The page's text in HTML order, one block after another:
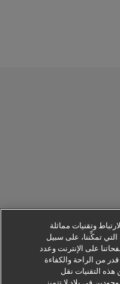
وتقنيات مماثلة
التي تمكِّننا، على سبيل
على الإنترنت وعدد
من الراحة والكفاءة
التقنيات نقل